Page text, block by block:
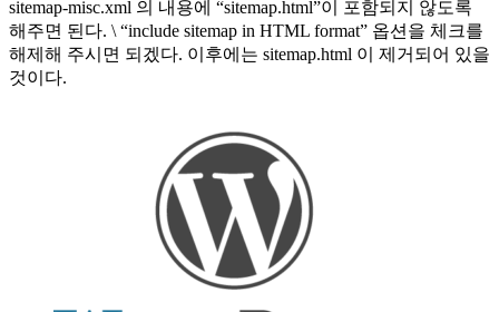
sitemap-misc.xml 의 내용에 “sitemap.html”이 포함되지 않도록
해주면 된다. \ “include sitemap in HTML format” 옵션을 체크를
해제해 주시면 되겠다. 이후에는 sitemap.html 이 제거되어 있을
것이다.